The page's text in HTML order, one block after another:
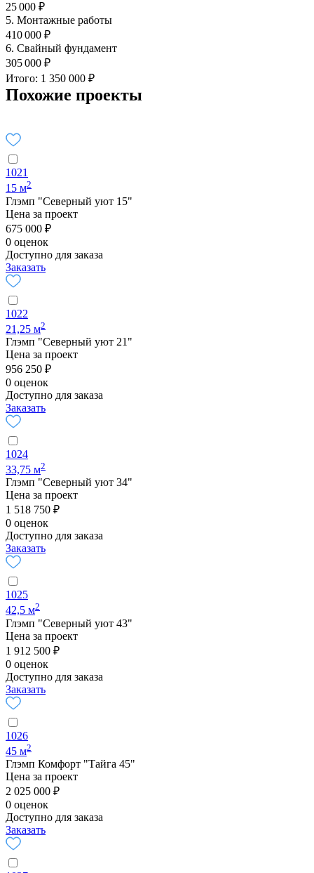
25 000 ₽
5. Монтажные работы
410 000 ₽
6. Свайный фундамент
305 000 ₽
Итого: 1 350 000 ₽
Похожие проекты
1021
15 м2
Глэмп "Северный уют 15"
Цена за проект
675 000 ₽
0 оценок
Доступно для заказа
Заказать
1022
21,25 м2
Глэмп "Северный уют 21"
Цена за проект
956 250 ₽
0 оценок
Доступно для заказа
Заказать
1024
33,75 м2
Глэмп "Северный уют 34"
Цена за проект
1 518 750 ₽
0 оценок
Доступно для заказа
Заказать
1025
42,5 м2
Глэмп "Северный уют 43"
Цена за проект
1 912 500 ₽
0 оценок
Доступно для заказа
Заказать
1026
45 м2
Глэмп Комфорт "Тайга 45"
Цена за проект
2 025 000 ₽
0 оценок
Доступно для заказа
Заказать